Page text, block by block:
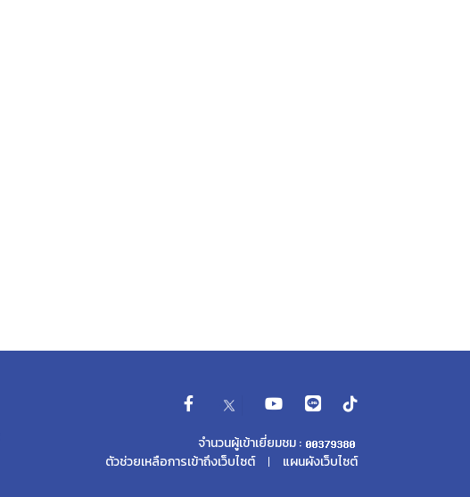
จำนวนผู้เข้าเยี่ยมชม :
ตัวช่วยเหลือการเข้าถึงเว็บไซต์
แผนผังเว็บไซต์